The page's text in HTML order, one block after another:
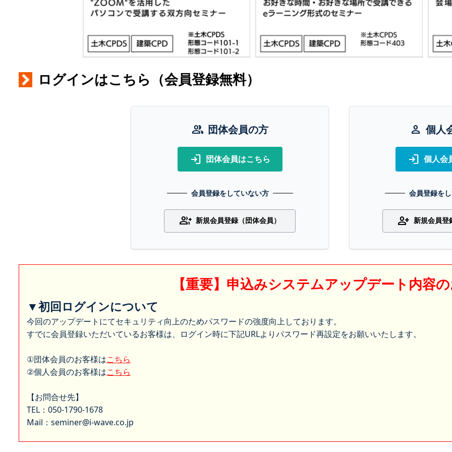
ログインはこちら（会員登録無料）
group 団体会員の方
login 団体会員はこちら
会員登録をしていない方
group_add 新規会員登録（団体会員）
person 個人
login 個人会
会員登録を
person_add 新規会員登
【重要】申込みシステムアップデート内容
▼初回ログインについて
今回のアップデートにてセキュリティ向上のためパスワードの強度向上しております。
すでに会員登録いただいているお客様は、ログイン時に下記URLよりパスワード再設定をお願いいたします。
①団体会員のお客様はこちら
②個人会員のお客様はこちら
【お問合せ先】
TEL：050-1790-1678
Mail：seminer@i-wave.co.jp